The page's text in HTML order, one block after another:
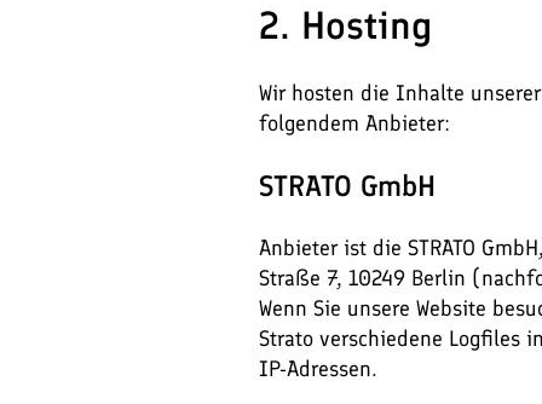
2. Hosting
Wir hosten die Inhalte
folgendem Anbieter:
STRATO GmbH
Anbieter ist die STRATO
Straße 7, 10249 Berlin
Wenn Sie unsere Website
Strato verschiedene Logfiles
IP-Adressen.